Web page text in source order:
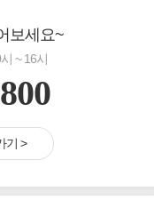
보세요~
~ 16시
기 >